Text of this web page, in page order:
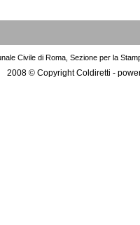
Civile di Roma, Sezione per la
2008 © Copyright Coldiretti -